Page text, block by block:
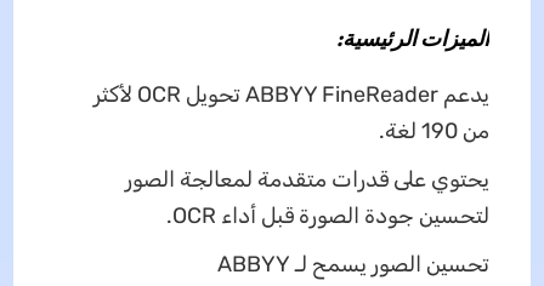
الميزات الرئيسية:
يدعم ABBYY FineReader تحويل OCR لأكثر
من 190 لغة.
يحتوي على قدرات متقدمة لمعالجة الصور
لتحسين جودة الصورة قبل أداء OCR.
تحسين الصور يسمح لـ ABBYY